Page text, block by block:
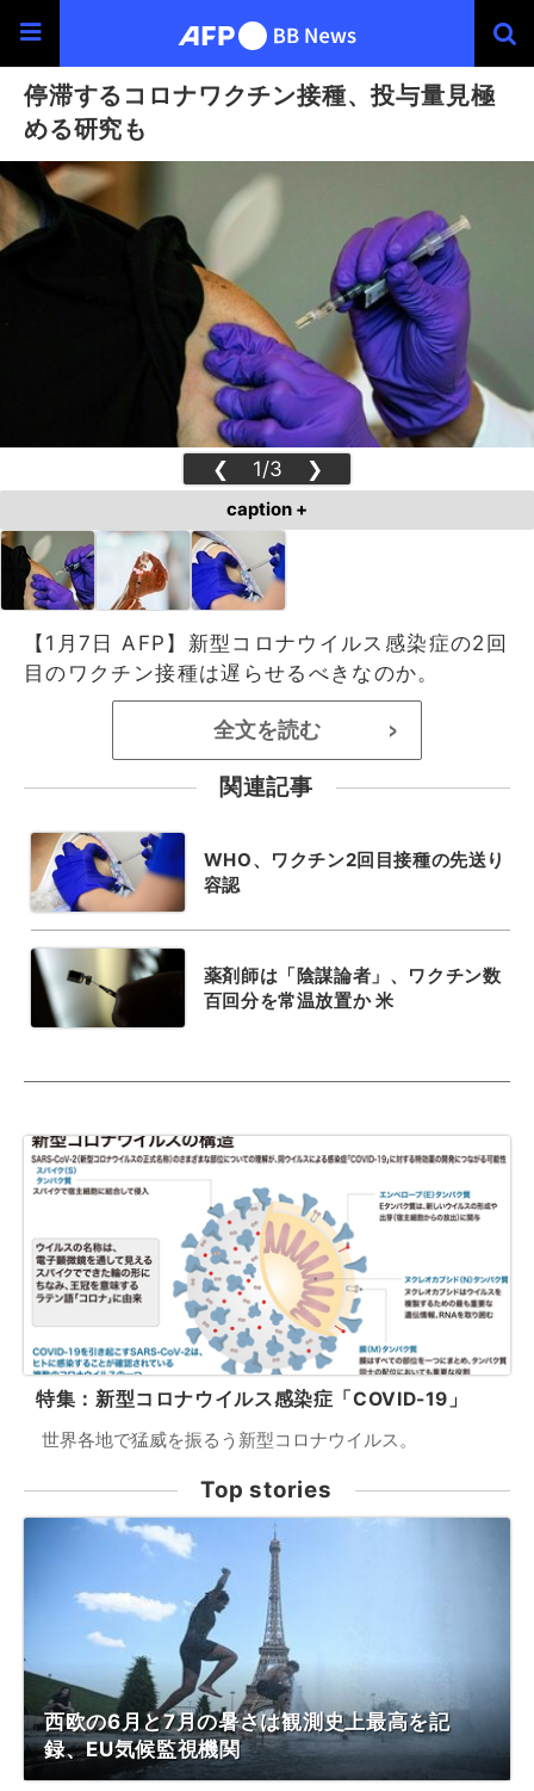
停滞するコロナワクチン接種、投与量見極
める研究も
❮ 1/3 ❯
caption +
【1月7日 AFP】新型コロナウイルス感染症の2回
目のワクチン接種は遅らせるべきなのか。
全文を読む >
関連記事
WHO、ワクチン2回目接種の先送り
容認
薬剤師は「陰謀論者」、ワクチン数
百回分を常温放置か 米
特集：新型コロナウイルス感染症「COVID-19」
世界各地で猛威を振るう新型コロナウイルス。
Top stories
西欧の6月と7月の暑さは観測史上最高を記
録、EU気候監視機関